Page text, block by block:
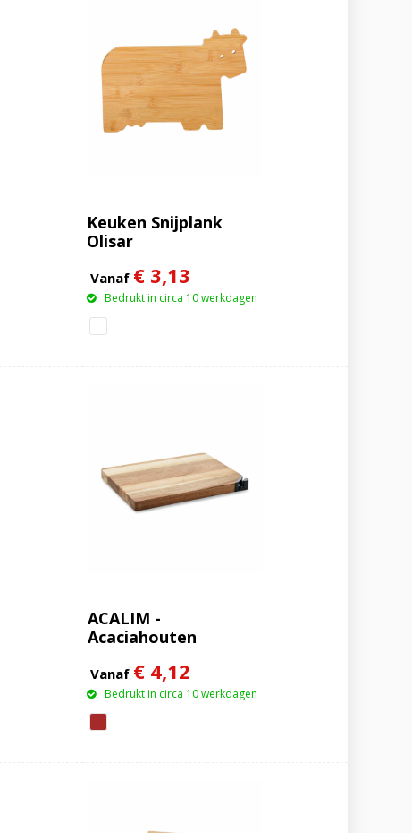
Keuken Snijplank
Olisar
Vanaf € 3,13
Bedrukt in circa 10 werkdagen
ACALIM -
Acaciahouten
Vanaf € 4,12
Bedrukt in circa 10 werkdagen